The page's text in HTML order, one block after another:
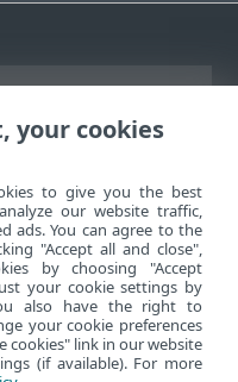
de ESET
your cookies
to give you the best
our website traffic,
ads. You can agree to the
"Accept all and close",
by choosing "Accept
your cookie settings by
also have the right to
your cookie preferences
cookies" link in our website
(if available). For more